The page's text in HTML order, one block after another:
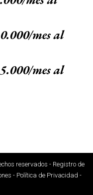
mes al
mes al
reservados - Registro de
- Política de Privacidad -